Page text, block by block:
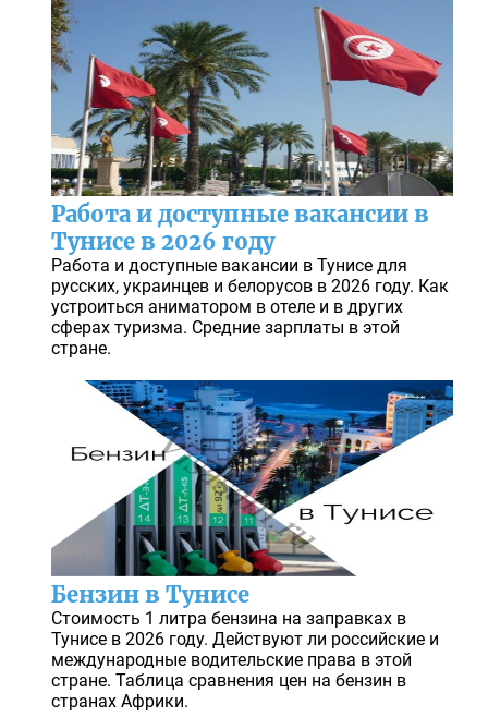
Работа и доступные вакансии в
Тунисе в 2026 году
Работа и доступные вакансии в Тунисе для
русских, украинцев и белорусов в 2026 году. Как
устроиться аниматором в отеле и в других
сферах туризма. Средние зарплаты в этой
стране.
Бензин в Тунисе
Стоимость 1 литра бензина на заправках в
Тунисе в 2026 году. Действуют ли российские и
международные водительские права в этой
стране. Таблица сравнения цен на бензин в
странах Африки.